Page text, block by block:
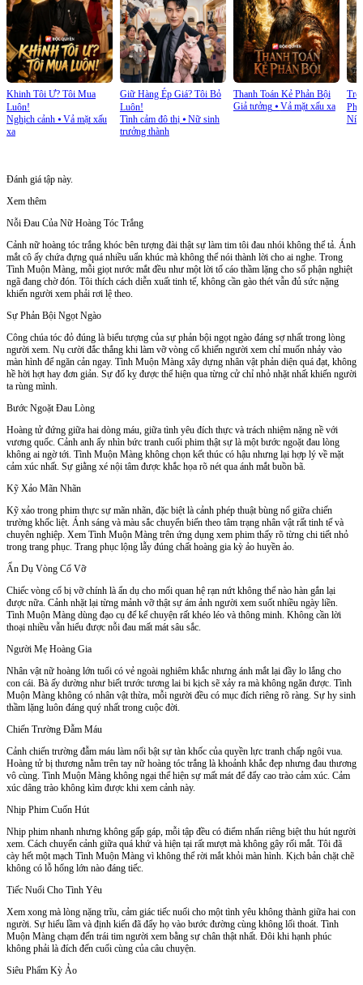
Khinh Tôi Ư? Tôi Mua
Luôn!
Nghịch cảnh ⦁ Vả mặt xấu
xa
Giữ Hàng Ép Giá? Tôi Bỏ
Luôn!
Tình cảm đô thị⦁ Nữ sinh
trưởng thành
Thanh Toán Kẻ Phản Bội
Giả tưởng⦁ Vả mặt xấu xa
Trở
Phủ
Níu
Đánh giá tập này.
Xem thêm
Nỗi Đau Của Nữ Hoàng Tóc Trắng
Cảnh nữ hoàng tóc trắng khóc bên tượng đài thật sự làm tim tôi đau nhói không thể tả. Ánh
mắt cô ấy chứa đựng quá nhiều uẩn khúc mà không thể nói thành lời cho ai nghe. Trong
Tình Muộn Màng, mỗi giọt nước mắt đều như một lời tố cáo thầm lặng cho số phận nghiệt
ngã đang chờ đón. Tôi thích cách diễn xuất tinh tế, không cần gào thét vẫn đủ sức nặng
khiến người xem phải rơi lệ theo.
Sự Phản Bội Ngọt Ngào
Công chúa tóc đỏ đúng là biểu tượng của sự phản bội ngọt ngào đáng sợ nhất trong lòng
người xem. Nụ cười đắc thắng khi làm vỡ vòng cổ khiến người xem chỉ muốn nhảy vào
màn hình để ngăn cản ngay. Tình Muộn Màng xây dựng nhân vật phản diện quá đạt, không
hề hời hợt hay đơn giản. Sự đố kỵ được thể hiện qua từng cử chỉ nhỏ nhặt nhất khiến người
ta rùng mình.
Bước Ngoặt Đau Lòng
Hoàng tử đứng giữa hai dòng máu, giữa tình yêu đích thực và trách nhiệm nặng nề với
vương quốc. Cảnh anh ấy nhìn bức tranh cuối phim thật sự là một bước ngoặt đau lòng
không ai ngờ tới. Tình Muộn Màng không chọn kết thúc có hậu nhưng lại hợp lý về mặt
cảm xúc nhất. Sự giằng xé nội tâm được khắc họa rõ nét qua ánh mắt buồn bã.
Kỹ Xảo Mãn Nhãn
Kỹ xảo trong phim thực sự mãn nhãn, đặc biệt là cảnh phép thuật bùng nổ giữa chiến
trường khốc liệt. Ánh sáng và màu sắc chuyển biến theo tâm trạng nhân vật rất tinh tế và
chuyên nghiệp. Xem Tình Muộn Màng trên ứng dụng xem phim thấy rõ từng chi tiết nhỏ
trong trang phục. Trang phục lộng lẫy đúng chất hoàng gia kỳ ảo huyền ảo.
Ẩn Dụ Vòng Cổ Vỡ
Chiếc vòng cổ bị vỡ chính là ẩn dụ cho mối quan hệ rạn nứt không thể nào hàn gắn lại
được nữa. Cảnh nhặt lại từng mảnh vỡ thật sự ám ảnh người xem suốt nhiều ngày liền.
Tình Muộn Màng dùng đạo cụ để kể chuyện rất khéo léo và thông minh. Không cần lời
thoại nhiều vẫn hiểu được nỗi đau mất mát sâu sắc.
Người Mẹ Hoàng Gia
Nhân vật nữ hoàng lớn tuổi có vẻ ngoài nghiêm khắc nhưng ánh mắt lại đầy lo lắng cho
con cái. Bà ấy dường như biết trước tương lai bi kịch sẽ xảy ra mà không ngăn được. Tình
Muộn Màng không có nhân vật thừa, mỗi người đều có mục đích riêng rõ ràng. Sự hy sinh
thầm lặng luôn đáng quý nhất trong cuộc đời.
Chiến Trường Đẫm Máu
Cảnh chiến trường đẫm máu làm nổi bật sự tàn khốc của quyền lực tranh chấp ngôi vua.
Hoàng tử bị thương nằm trên tay nữ hoàng tóc trắng là khoảnh khắc đẹp nhưng đau thương
vô cùng. Tình Muộn Màng không ngại thể hiện sự mất mát để đẩy cao trào cảm xúc. Cảm
xúc dâng trào không kìm được khi xem cảnh này.
Nhịp Phim Cuốn Hút
Nhịp phim nhanh nhưng không gấp gáp, mỗi tập đều có điểm nhấn riêng biệt thu hút người
xem. Cách chuyển cảnh giữa quá khứ và hiện tại rất mượt mà không gây rối mắt. Tôi đã
cày hết một mạch Tình Muộn Màng vì không thể rời mắt khỏi màn hình. Kịch bản chặt chẽ
không có lỗ hổng lớn nào đáng tiếc.
Tiếc Nuối Cho Tình Yêu
Xem xong mà lòng nặng trĩu, cảm giác tiếc nuối cho một tình yêu không thành giữa hai con
người. Sự hiểu lầm và định kiến đã đẩy họ vào bước đường cùng không lối thoát. Tình
Muộn Màng chạm đến trái tim người xem bằng sự chân thật nhất. Đôi khi hạnh phúc
không phải là đích đến cuối cùng của câu chuyện.
Siêu Phẩm Kỳ Ảo